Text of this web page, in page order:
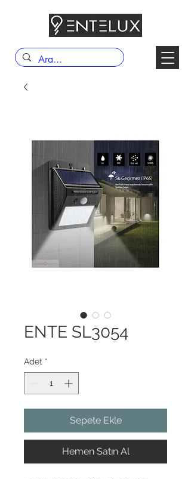
ENTE SL3054
Adet *
Sepete Ekle
Hemen Satın Al